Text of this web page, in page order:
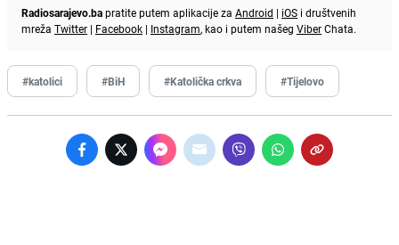
Radiosarajevo.bapratite putem aplikacije za Android | iOS i društvenih
mreža Twitter | Facebook | Instagram, kao i putem našeg ViberChata.
#katolici #BiH #Katolička crkva #Tijelovo